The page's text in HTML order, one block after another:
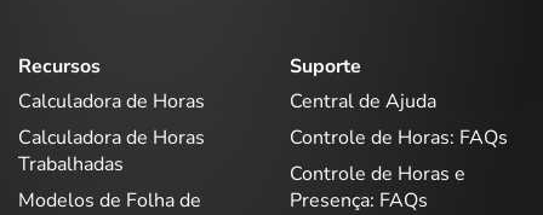
Recursos
Calculadora de Horas
Calculadora de Horas
Trabalhadas
Modelos de Folha de
Suporte
Central de Ajuda
Controle de Horas: FAQs
Controle de Horas e
Presença: FAQs